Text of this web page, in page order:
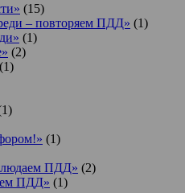
(15)
– повторяем ПДД» (1)
(1)
(2)
(1)
(1)
ПДД» (2)
ПДД» (1)